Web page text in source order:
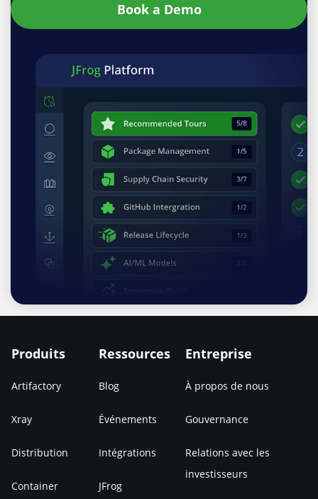
Book a Demo
Produits
Artifactory
Xray
Distribution
Container
Ressources
Blog
Événements
Intégrations
JFrog
Entreprise
À propos de nous
Gouvernance
Relations avec les
investisseurs